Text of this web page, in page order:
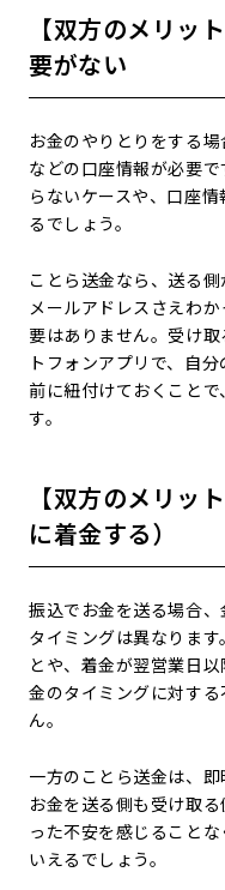
【双方のメリッ
要がない
お金のやりとりをする
などの口座情報が必要
らないケースや、口座
るでしょう。
ことら送金なら、送る
メールアドレスさえわ
要はありません。受け
トフォンアプリで、自
前に紐付けておくこと
す。
【双方のメリッ
に着金する）
振込でお金を送る場合
タイミングは異なりま
とや、着金が翌営業日
金のタイミングに対す
ん。
一方のことら送金は、即
お金を送る側も受け取
った不安を感じること
いえるでしょう。